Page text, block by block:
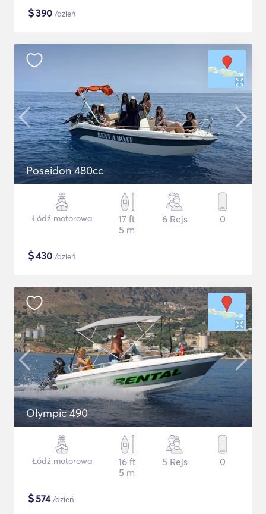
$390 /dzień
Poseidon 480cc
Łódź motorowa
17 ft
5 m
6 Rejs 0
$430 /dzień
Olympic 490
Łódź motorowa
16 ft
5 m
5 Rejs 0
$574/dzień